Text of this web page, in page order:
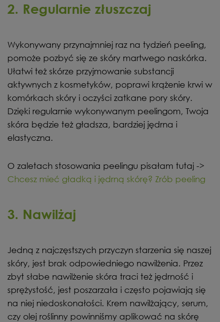
2. Regularnie złuszczaj
Wykonywany przynajmniej raz na tydzień peeling,
pomoże pozbyć się ze skóry martwego naskórka.
Ułatwi też skórze przyjmowanie substancji
aktywnych z kosmetyków, poprawi krążenie krwi w
komórkach skóry i oczyści zatkane pory skóry.
Dzięki regularnie wykonywanym peelingom, Twoja
skóra będzie też gładsza, bardziej jędrna i
elastyczna.
O zaletach stosowania peelingu pisałam tutaj ->
Chcesz mieć gładką i jędrną skórę? Zrób peeling
3. Nawilżaj
Jedną z najczęstszych przyczyn starzenia się naszej
skóry, jest brak odpowiedniego nawilżenia. Przez
zbyt słabe nawilżenie skóra traci też jędrność i
sprężystość, jest poszarzała i często pojawiają się
na niej niedoskonałości. Krem nawilżający, serum,
czy olej roślinny powinniśmy aplikować na skórę